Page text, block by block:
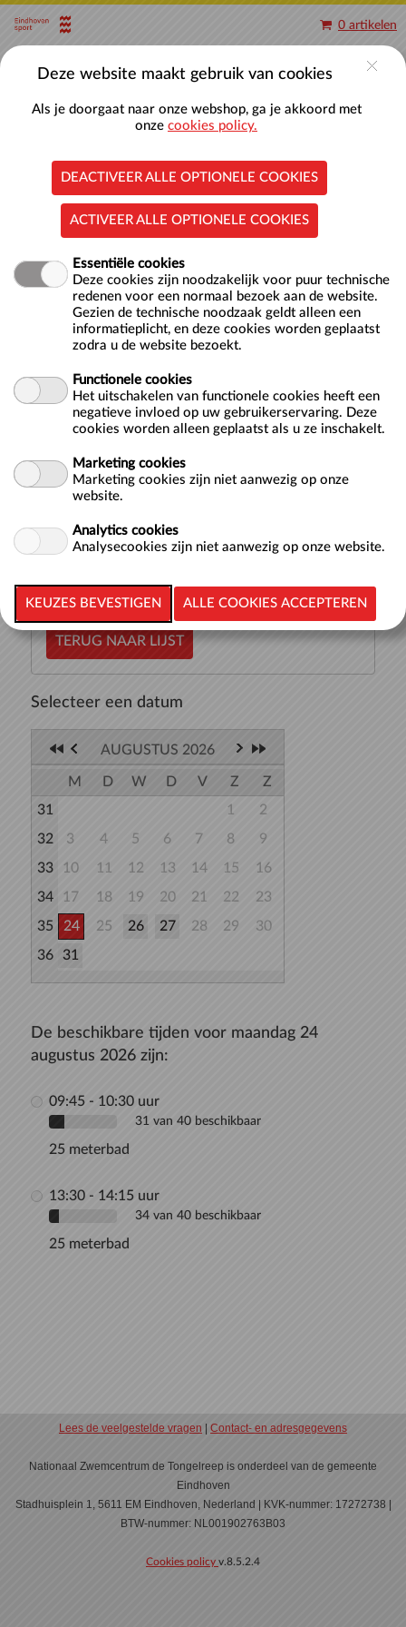
Naar hoofdinhoud
0 artikelen
Aquajoggen
Locatie
Nationaal Zwemcentrum De Tongelreep
5644 RX EINDHOVEN
NL
DoelgroepVolwassenen
Aquajoggen doe je op muziek in diep water, waarbij je niet
de grond raakt. Door een wetbelt blijf je drijven terwijl je
je voortbeweegt in het water. Dit is in de basis een
oefeningen waar... meer >>
TERUG NAAR LIJST
Selecteer een datum
AUGUSTUS 2026
M D W D V Z
Z
31
1
2
32
3 4 5 6 7 8
9
33
10 11 12 13 14 15
16
34
17 18 19 20 21 22
23
35
24 25 26 27 28 29
30
36
31
De beschikbare tijden voor maandag 24
augustus 2026 zijn:
09:45 - 10:30 uur
31 van 40 beschikbaar
25 meterbad
13:30 - 14:15 uur
34 van 40 beschikbaar
25 meterbad
Lees de veelgestelde vragen | Contact- en adresgegevens
Nationaal Zwemcentrum de Tongelreep is onderdeel van de gemeente
Eindhoven
Stadhuisplein 1, 5611 EM Eindhoven, Nederland | KVK-nummer: 17272738 |
BTW-nummer: NL001902763B03
Cookies policy v.8.5.2.4
Deze website maakt gebruik van cookies
Als je doorgaat naar onze webshop, ga je akkoord met
onze cookies policy.
DEACTIVEER ALLE OPTIONELE COOKIES
ACTIVEER ALLE OPTIONELE COOKIES
Essentiële cookies
Deze cookies zijn noodzakelijk voor puur technische
redenen voor een normaal bezoek aan de website.
Gezien de technische noodzaak geldt alleen een
informatieplicht, en deze cookies worden geplaatst
zodra u de website bezoekt.
Functionele cookies
Het uitschakelen van functionele cookies heeft een
negatieve invloed op uw gebruikerservaring. Deze
cookies worden alleen geplaatst als u ze inschakelt.
Marketing cookies
Marketing cookies zijn niet aanwezig op onze
website.
Analytics cookies
Analysecookies zijn niet aanwezig op onze website.